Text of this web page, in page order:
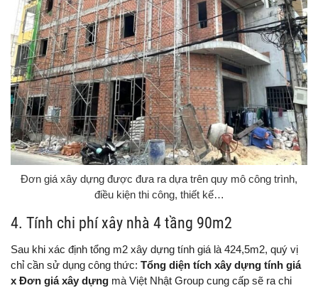
Đơn giá xây dựng được đưa ra dựa trên quy mô công trình,
điều kiện thi công, thiết kế…
4. Tính chi phí xây nhà 4 tầng 90m2
Sau khi xác định tổng m2 xây dựng tính giá là 424,5m2, quý vị
chỉ cần sử dụng công thức: Tổng diện tích xây dựng tính giá
x Đơn giá xây dựng mà Việt Nhật Group cung cấp sẽ ra chi